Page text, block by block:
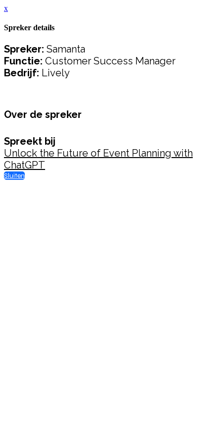
x
Spreker details
Spreker: Samanta
Functie: Customer Success Manager
Bedrijf: Lively
Over de spreker
Spreekt bij
Unlock the Future of Event Planning with
ChatGPT
Sluiten